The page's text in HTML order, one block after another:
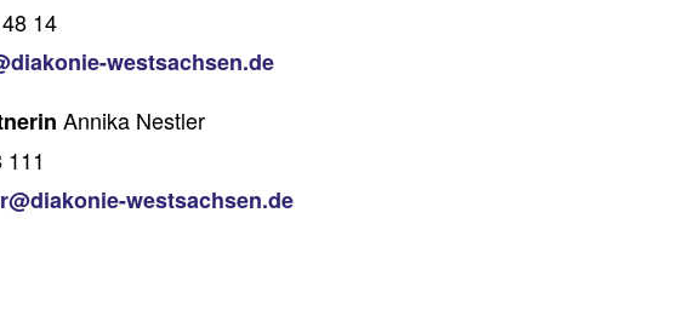
14
westsachsen.de
Annika Nestler
westsachsen.de